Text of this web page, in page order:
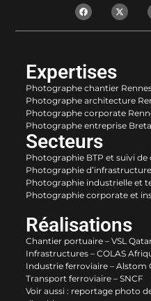
Expertises
Photographe chantier
Photographe architecture
Photographe corporate
Photographe entreprise
Secteurs
Photographie BTP et suivi de
Photographie
Photographie industrielle et
Photographie corporate et
Réalisations
Chantier portuaire – VSL
Infrastructures – COLAS
Industrie ferroviaire – Alstom
Transport ferroviaire – SNCF
Voir aussi : reportage photo